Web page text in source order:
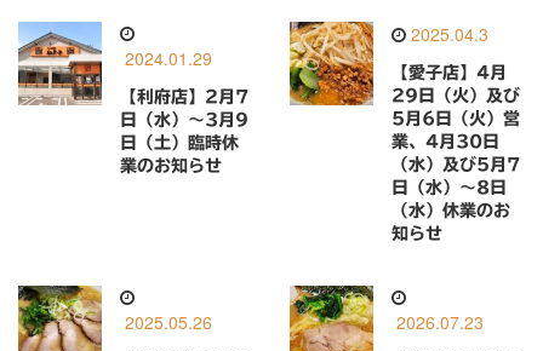
2024.01.29
【利府店】2月7
日（水）〜3月9
日（土）臨時休
業のお知らせ
2025.04.3
【愛子店】4月
29日（火）及び
5月6日（火）営
業、4月30日
（水）及び5月7
日（水）〜8日
（水）休業のお
知らせ
2025.05.26 2026.07.23